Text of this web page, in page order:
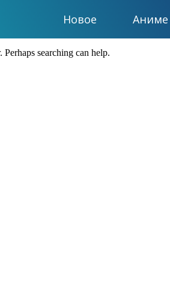
Новое Аниме
searching can help.